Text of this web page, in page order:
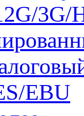
3G/
EBU